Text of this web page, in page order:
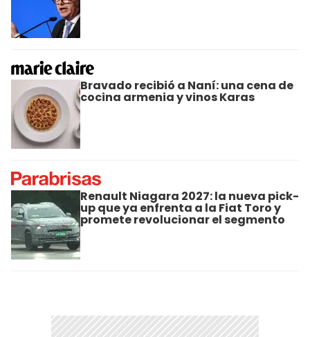
Bravado recibió a Naní: una cena de
cocina armenia y vinos Karas
Renault Niagara 2027: la nueva pick-
up que ya enfrenta a la Fiat Toro y
promete revolucionar el segmento